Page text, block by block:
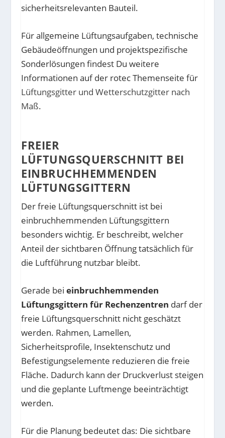
sicherheitsrelevanten Bauteil.
Für allgemeine Lüftungsaufgaben, technische
Gebäudeöffnungen und projektspezifische
Sonderlösungen findest Du weitere
Informationen auf der rotec Themenseite für
Lüftungsgitter und Wetterschutzgitter nach
Maß.
FREIER
LÜFTUNGSQUERSCHNITT BEI
EINBRUCHHEMMENDEN
LÜFTUNGSGITTERN
Der freie Lüftungsquerschnitt ist bei
einbruchhemmenden Lüftungsgittern
besonders wichtig. Er beschreibt, welcher
Anteil der sichtbaren Öffnung tatsächlich für
die Luftführung nutzbar bleibt.
Gerade beieinbruchhemmenden
Lüftungsgittern für Rechenzentren darf der
freie Lüftungsquerschnitt nicht geschätzt
werden. Rahmen, Lamellen,
Sicherheitsprofile, Insektenschutz und
Befestigungselemente reduzieren die freie
Fläche. Dadurch kann der Druckverlust steigen
und die geplante Luftmenge beeinträchtigt
werden.
Für die Planung bedeutet das: Die sichtbare